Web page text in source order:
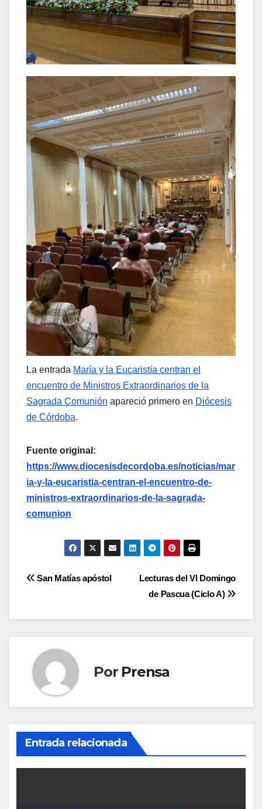
La entrada María y la Eucaristía centran el
encuentro de Ministros Extraordinarios de la
Sagrada Comunión apareció primero en Diócesis
de Córdoba.
Fuente original:
https://www.diocesisdecordoba.es/noticias/mar
ia-y-la-eucaristia-centran-el-encuentro-de-
ministros-extraordinarios-de-la-sagrada-
comunion
Navegación
Lecturas del VI Domingo
de Pascua (Ciclo A)
San Matías apóstol
Por Prensa
Entrada relacionada